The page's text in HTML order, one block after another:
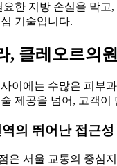
요한 지방 손실을 막
기술입니다.
, 클레오르의
이에는 수많은 피부
제공을 넘어, 고객
의 뛰어난 접근성
은 서울 교통의 중심